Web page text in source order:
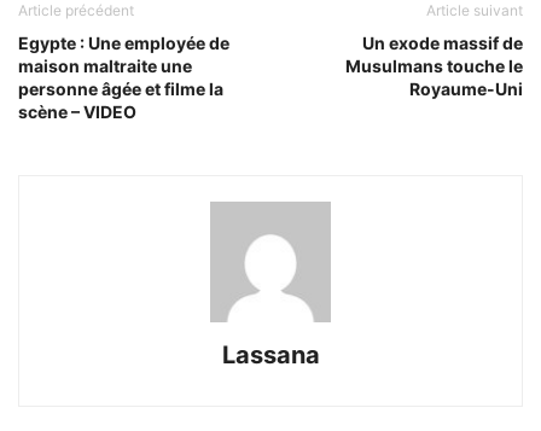
Article précédent
Egypte : Une employée de
maison maltraite une
personne âgée et filme la
scène – VIDEO
Article suivant
Un exode massif de
Musulmans touche le
Royaume-Uni
Lassana